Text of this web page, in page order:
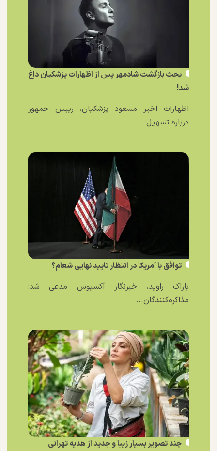
بحث بازگشت شادمهر پس از اظهارات پزشکیان داغ
شد!
اظهارات اخیر مسعود پزشکیان، رییس جمهور
درباره تسهیل...
توافق با آمریکا در انتظار تایید نهایی شعام؟
باراک راوید، خبرنگار آکسیوس مدعی شد:
مذاکره‌کنندگان...
چند تصویر بسیار زیبا و جدید از هدیه تهرانی